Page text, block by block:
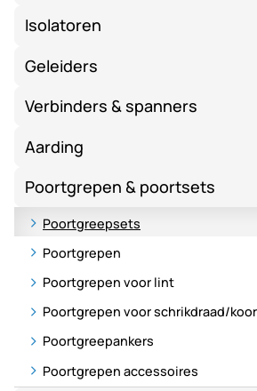
Isolatoren
Geleiders
Verbinders & spanners
Aarding
Poortgrepen & poortsets
Poortgreepsets
Poortgrepen
Poortgrepen voor lint
Poortgrepen voor schrikdraad/
Poortgreepankers
Poortgrepen accessoires